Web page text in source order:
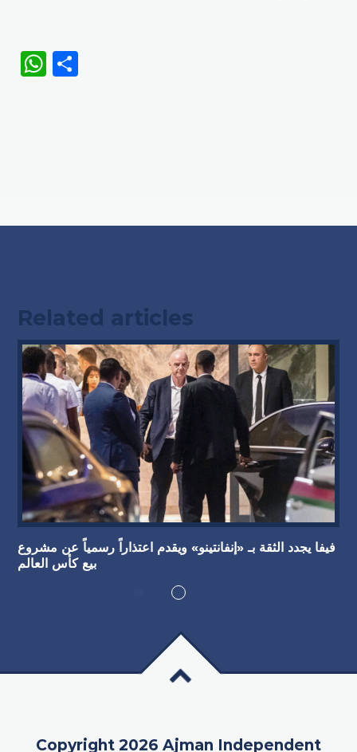
WhatsApp
Related articles
فيفا يجدد الثقة بـ «إنفانتينو» ويقدم اعتذاراً رسمياً عن مشروع
بيع كأس العالم
Copyright 2026 Ajman Independent